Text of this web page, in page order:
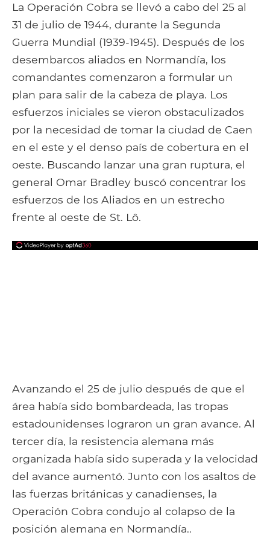
Facebook Google+Tumblr
Pocket
La Operación Cobra se llevó a cabo del 25 al
31 de julio de 1944, durante la Segunda
Guerra Mundial (1939-1945). Después de los
desembarcos aliados en Normandía, los
comandantes comenzaron a formular un
plan para salir de la cabeza de playa. Los
esfuerzos iniciales se vieron obstaculizados
por la necesidad de tomar la ciudad de Caen
en el este y el denso país de cobertura en el
oeste. Buscando lanzar una gran ruptura, el
general Omar Bradley buscó concentrar los
esfuerzos de los Aliados en un estrecho
frente al oeste de St. Lô.
Avanzando el 25 de julio después de que el
área había sido bombardeada, las tropas
estadounidenses lograron un gran avance. Al
tercer día, la resistencia alemana más
organizada había sido superada y la velocidad
del avance aumentó. Junto con los asaltos de
las fuerzas británicas y canadienses, la
Operación Cobra condujo al colapso de la
posición alemana en Normandía..